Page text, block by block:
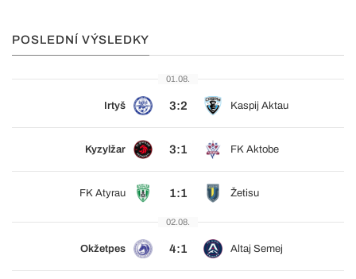
POSLEDNÍ VÝSLEDKY
01.08.
Irtyš 3:2 Kaspij Aktau
Kyzylžar 3:1 FK Aktobe
FK Atyrau 1:1 Žetisu
02.08.
Okžetpes 4:1 Altaj Semej